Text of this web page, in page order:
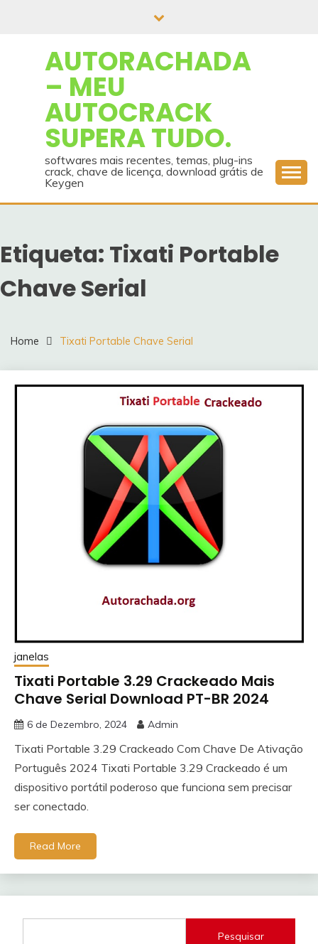
AUTORACHADA
– MEU
AUTOCRACK
SUPERA TUDO.
softwares mais recentes, temas, plug-ins
crack, chave de licença, download grátis de
Keygen
Etiqueta: Tixati Portable
Chave Serial
Home Tixati Portable Chave Serial
janelas
Tixati Portable 3.29 Crackeado Mais
Chave Serial Download PT-BR 2024
6 de Dezembro, 2024 Admin
Tixati Portable 3.29 Crackeado Com Chave De Ativação
Português 2024 Tixati Portable 3.29 Crackeado é um
dispositivo portátil poderoso que funciona sem precisar
ser conectado.
Read More
Pesquisar